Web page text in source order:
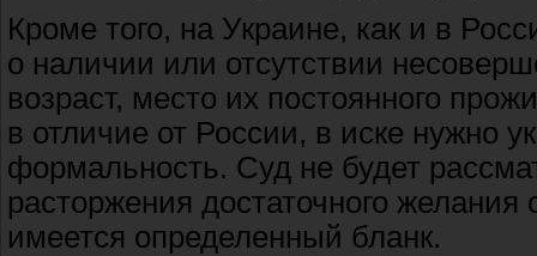
Кроме того, на Украине, как и в
о наличии или отсутствии
возраст, место их постоянного
в отличие от России, в иске нужно
формальность. Суд не будет
расторжения достаточного
имеется определенный бланк.